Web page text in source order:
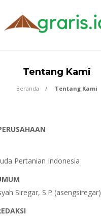
Tentang Kami
Beranda Tentang Kami
Pertanian Indonesia
Siregar, S.P (asengsiregar)